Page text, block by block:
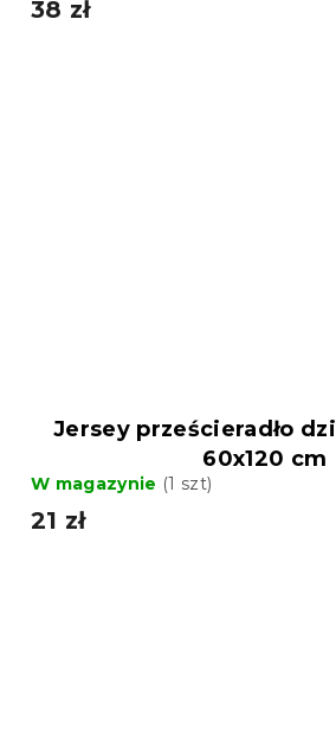
38 zł
Jersey prześcieradło
60x120 cm
W magazynie (1 szt)
21 zł